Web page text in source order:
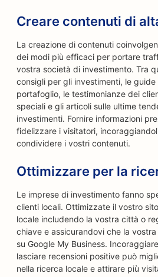
Creare contenuti di
La creazione di contenuti
dei modi più efficaci per portare
vostra società di investimento. Tra
consigli per gli investimenti, le
portafoglio, le testimonianze dei
speciali e gli articoli sulle ultime
investimenti. Fornire informazioni
fidelizzare i visitatori,
condividere i vostri contenuti.
Ottimizzare per la
Le imprese di investimento fanno
clienti locali. Ottimizzate il vostro
locale includendo la vostra città o
chiave e assicurandovi che la
su Google My Business.
lasciare recensioni positive può
nella ricerca locale e attirare più